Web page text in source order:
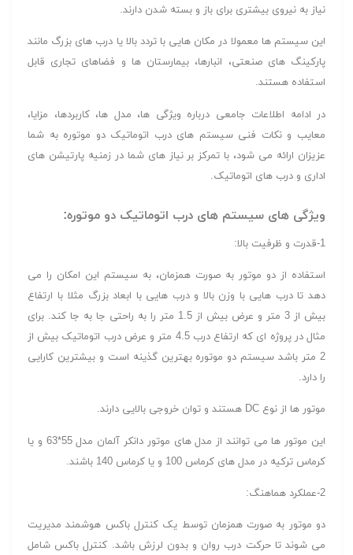
نیاز به نیروی بیشتری برای باز و بسته شدن دارند.
این سیستم ها معمولا در مکان هایی با تردد بالا یا درب های بزرگ مانند
پارکینگ های صنعتی، انبارها، بیمارستان ها و فضاهای تجاری قابل
استفاده هستند.
در ادامه اطلاعات جامعی درباره ویژگی ها، مدل ها، کاربردها، مزایا،
معایب و نکات فنی سیستم های درب اتوماتیک دو موتوره به شما
عزیزان ارائه می شود، با تمرکز بر نیاز های شما در زمنیه پارتیشن های
اداری و درب های اتوماتیک.
ویژگی های سیستم های درب اتوماتیک دو موتوره:
1-قدرت و ظرفیت بالا:
استفاده از دو موتور به صورت همزمان، به سیستم این امکان را می
دهد تا درب هایی با وزن بالا و درب هایی با ابعاد بزرگ مثلا با ارتفاع
بیش از 3 متر و عرض بیش از 1.5 متر را به راحتی جا به جا کند. برای
مثال در پروژه ای که ارتفاع درب 4.5 متر و عرض درب اتوماتیک بیش از
2 متر باشد سیستم دو موتوره بهترین گذینه است و بیشترین کارایی
را دارد.
موتور ها از نوع DC هستند و توان خروجی بالایی دارند.
این موتور ها می توانند از مدل های موتور دانکر آلمان مدل 55*63 و یا
کرماس ترکیه در مدل های کرماس 100 و یا کرماس 140 باشند.
2-عملکرد هماهنگ:
دو موتور به صورت همزمان توسط یک کنترل باکس هوشمند مدیریت
می شوند تا حرکت درب روان و بدون لرزش باشد. کنترل باکس شامل